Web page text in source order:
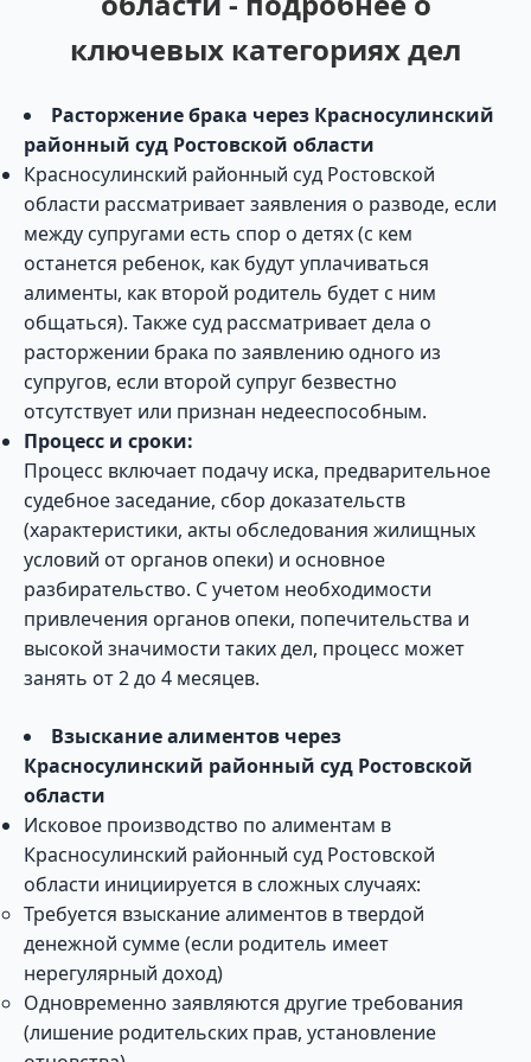
ключевых категориях дел
Расторжение брака через Красносулинский
районный суд Ростовской области
Красносулинский районный суд Ростовской
области рассматривает заявления о разводе, если
между супругами есть спор о детях (с кем
останется ребенок, как будут уплачиваться
алименты, как второй родитель будет с ним
общаться). Также суд рассматривает дела о
расторжении брака по заявлению одного из
супругов, если второй супруг безвестно
отсутствует или признан недееспособным.
Процесс и сроки:
Процесс включает подачу иска, предварительное
судебное заседание, сбор доказательств
(характеристики, акты обследования жилищных
условий от органов опеки) и основное
разбирательство. С учетом необходимости
привлечения органов опеки, попечительства и
высокой значимости таких дел, процесс может
занять от 2 до 4 месяцев.
Взыскание алиментов через
Красносулинский районный суд Ростовской
области
Исковое производство по алиментам в
Красносулинский районный суд Ростовской
области инициируется в сложных случаях:
Требуется взыскание алиментов в твердой
денежной сумме (если родитель имеет
нерегулярный доход)
Одновременно заявляются другие требования
(лишение родительских прав, установление